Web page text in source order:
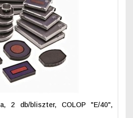
2 db/bliszter, COLOP "E/40",